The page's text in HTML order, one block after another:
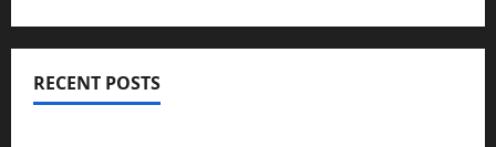
RECENT POSTS